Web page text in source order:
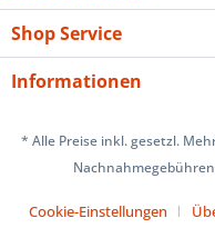
Shop Service
Informationen
* Alle Preise inkl. gesetzl.
Cookie-Einstellungen